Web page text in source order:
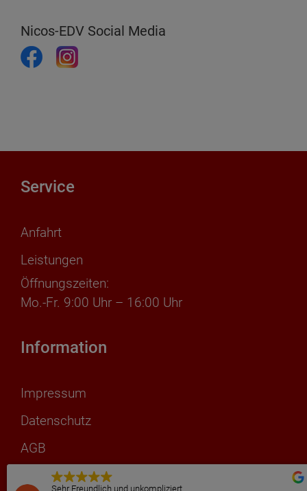
Sehr Freundlich und unkompliziert
Sehr Freundlich und unkompliziert
Nicos-EDV Social Media
Service
Anfahrt
Leistungen
Öffnungszeiten:
Mo.-Fr. 9:00 Uhr – 16:00 Uhr
Information
Impressum
Datenschutz
AGB